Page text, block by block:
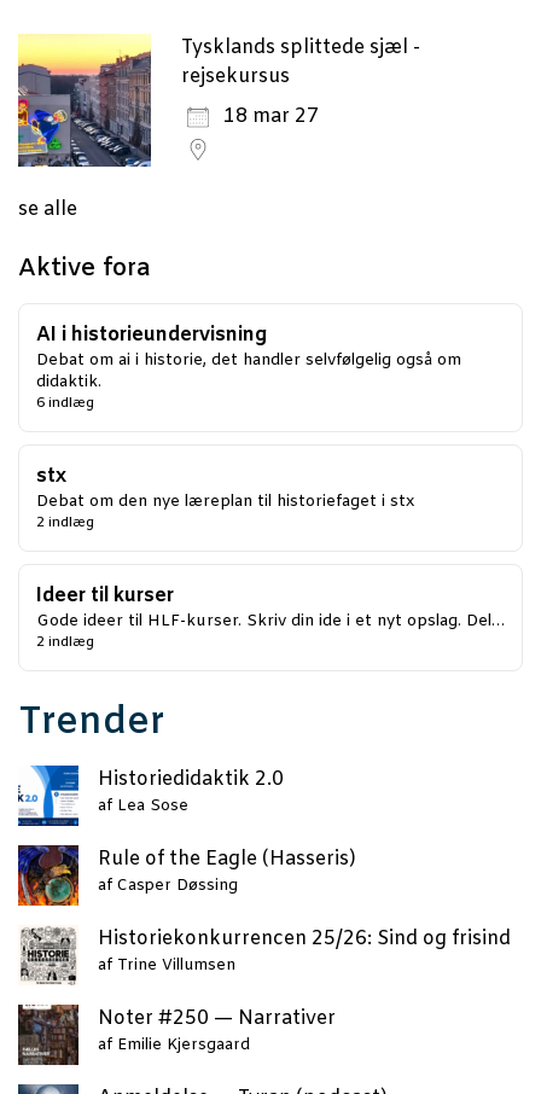
Tysklands splittede sjæl -
rejsekursus
18 mar 27
se alle
Aktive fora
AI i historieundervisning
Debat om ai i historie, det handler selvfølgelig også om
didaktik.
6 indlæg
stx
Debat om den nye læreplan til historiefaget i stx
2 indlæg
Ideer til kurser
Gode ideer til HLF-kurser. Skriv din ide i et nyt opslag. Del…
2 indlæg
Trender
Histo­ri­e­di­dak­tik 2.0
af Lea Sose
Rule of the Eag­le (Has­se­ris)
af Casper Døssing
Histo­rie­kon­kur­ren­cen 25/26: Sind og frisind
af Trine Villumsen
Noter #250 — Narrativer
af Emilie Kjersgaard